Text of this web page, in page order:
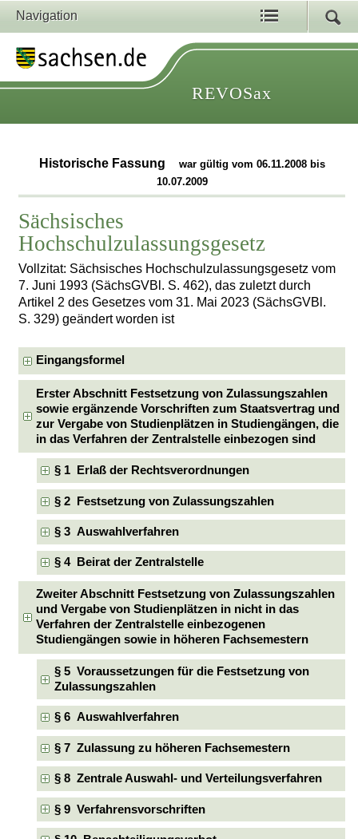
Navigation
REVOSax
Historische Fassung
war gültig vom 06.11.2008 bis
10.07.2009
Sächsisches
Hochschulzulassungsgesetz
Vollzitat: Sächsisches Hochschulzulassungsgesetz vom
7. Juni 1993 (SächsGVBl. S. 462), das zuletzt durch
Artikel 2 des Gesetzes vom 31. Mai 2023 (SächsGVBl.
S. 329) geändert worden ist
Eingangsformel
Erster Abschnitt Festsetzung von Zulassungszahlen
sowie ergänzende Vorschriften zum Staatsvertrag und
zur Vergabe von Studienplätzen in Studiengängen, die
in das Verfahren der Zentralstelle einbezogen sind
§ 1 Erlaß der Rechtsverordnungen
§ 2 Festsetzung von Zulassungszahlen
§ 3 Auswahlverfahren
§ 4 Beirat der Zentralstelle
Zweiter Abschnitt Festsetzung von Zulassungszahlen
und Vergabe von Studienplätzen in nicht in das
Verfahren der Zentralstelle einbezogenen
Studiengängen sowie in höheren Fachsemestern
§ 5 Voraussetzungen für die Festsetzung von
Zulassungszahlen
§ 6 Auswahlverfahren
§ 7 Zulassung zu höheren Fachsemestern
§ 8 Zentrale Auswahl- und Verteilungsverfahren
§ 9 Verfahrensvorschriften